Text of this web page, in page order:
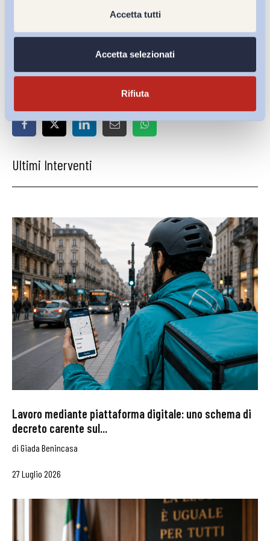
Accetta tutti
Accetta selezionati
Rifiuta
Ultimi Interventi
Lavoro mediante piattaforma digitale: uno schema di
decreto carente sul...
di Giada Benincasa
27 Luglio 2026